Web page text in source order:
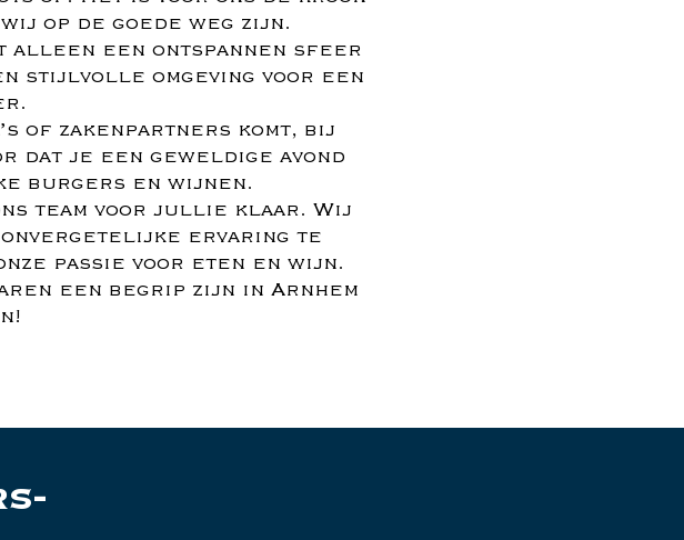
op de goede weg zijn.
alleen een ontspannen sfeer
stijlvolle omgeving voor een
of zakenpartners komt, bij
dat je een geweldige avond
burgers en wijnen.
team voor jullie klaar. Wij
onvergetelijke ervaring te
passie voor eten en wijn.
een begrip zijn in Arnhem